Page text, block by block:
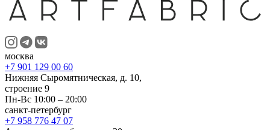
москва
+7 901 129 00 60
Нижняя Сыромятническая, д. 10,
строение 9
Пн-Вс 10:00 – 20:00
санкт-петербург
+7 958 776 47 07